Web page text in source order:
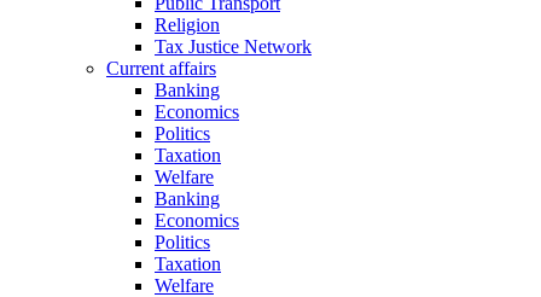
Religion
Tax Justice Network
Current affairs
Banking
Economics
Politics
Taxation
Welfare
Banking
Economics
Politics
Taxation
Welfare